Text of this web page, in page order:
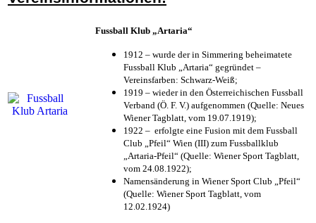
Fussball Klub „Artaria“
1912 – wurde der in Simmering beheimatete
Fussball Klub „Artaria“ gegründet –
Vereinsfarben: Schwarz-Weiß;
1919 – wieder in den Österreichischen Fussball
Verband (Ö. F. V.) aufgenommen (Quelle: Neues
Wiener Tagblatt, vom 19.07.1919);
1922 – erfolgte eine Fusion mit dem Fussball
Club „Pfeil“ Wien (III) zum Fussballklub
„Artaria-Pfeil“ (Quelle: Wiener Sport Tagblatt,
vom 24.08.1922);
Namensänderung in Wiener Sport Club „Pfeil“
(Quelle: Wiener Sport Tagblatt, vom
12.02.1924)